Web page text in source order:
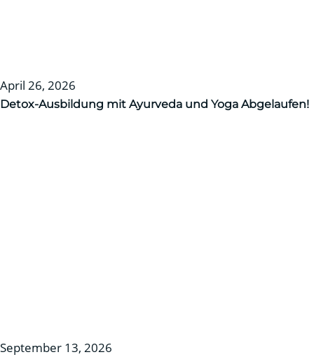
April 26, 2026
Detox-Ausbildung mit Ayurveda und Yoga Abgelaufen!
September 13, 2026